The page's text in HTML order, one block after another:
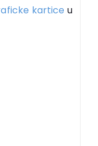
kartice u